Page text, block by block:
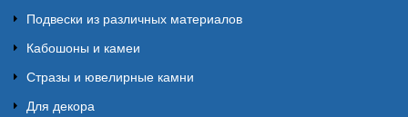
Подвески из различных материалов
Кабошоны и камеи
Стразы и ювелирные камни
Для декора